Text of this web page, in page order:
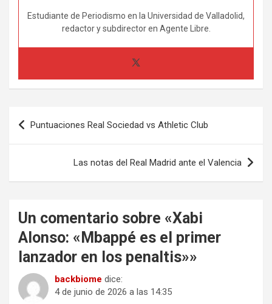
Estudiante de Periodismo en la Universidad de Valladolid,
redactor y subdirector en Agente Libre.
Navegación
de
Puntuaciones Real Sociedad vs Athletic Club
Las notas del Real Madrid ante el Valencia
Un comentario sobre «Xabi
Alonso: «Mbappé es el primer
lanzador en los penaltis»»
backbiome dice:
4 de junio de 2026 a las 14:35